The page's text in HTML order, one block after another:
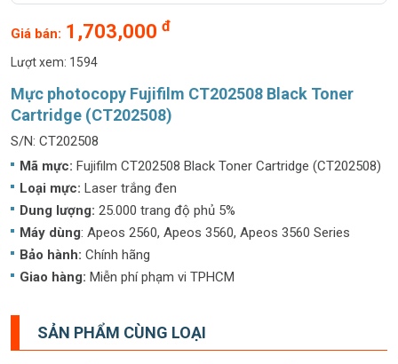
Mực photocopy Fujifilm CT202508 Black Toner
Cartridge (CT202508)
S/N: CT202508
Mã mực: Fujifilm CT202508 Black Toner Cartridge (CT202508)
Loại mực: Laser trắng đen
Dung lượng: 25.000 trang độ phủ 5%
Máy dùng: Apeos 2560, Apeos 3560, Apeos 3560 Series
Bảo hành: Chính hãng
Giao hàng: Miễn phí phạm vi TPHCM
Giá bán: 1,703,000 đ
Lượt xem: 1594
SẢN PHẨM CÙNG LOẠI